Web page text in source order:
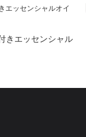
きエッセンシャル